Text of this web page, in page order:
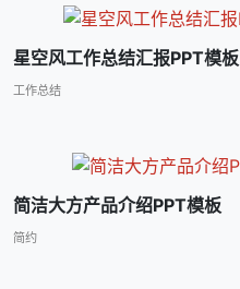
星空风工作总结汇报PPT模板
工作总结
简洁大方产品介绍PPT模板
简约